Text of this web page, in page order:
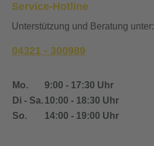
Service-Hotline
Unterstützung und Beratung unter:
04321 - 300989
Mo.
9:00 - 17:30 Uhr
Di - Sa. 10:00 - 18:30 Uhr
So.
14:00 - 19:00 Uhr